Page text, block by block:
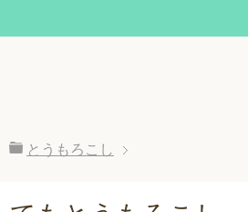
とうもろこし